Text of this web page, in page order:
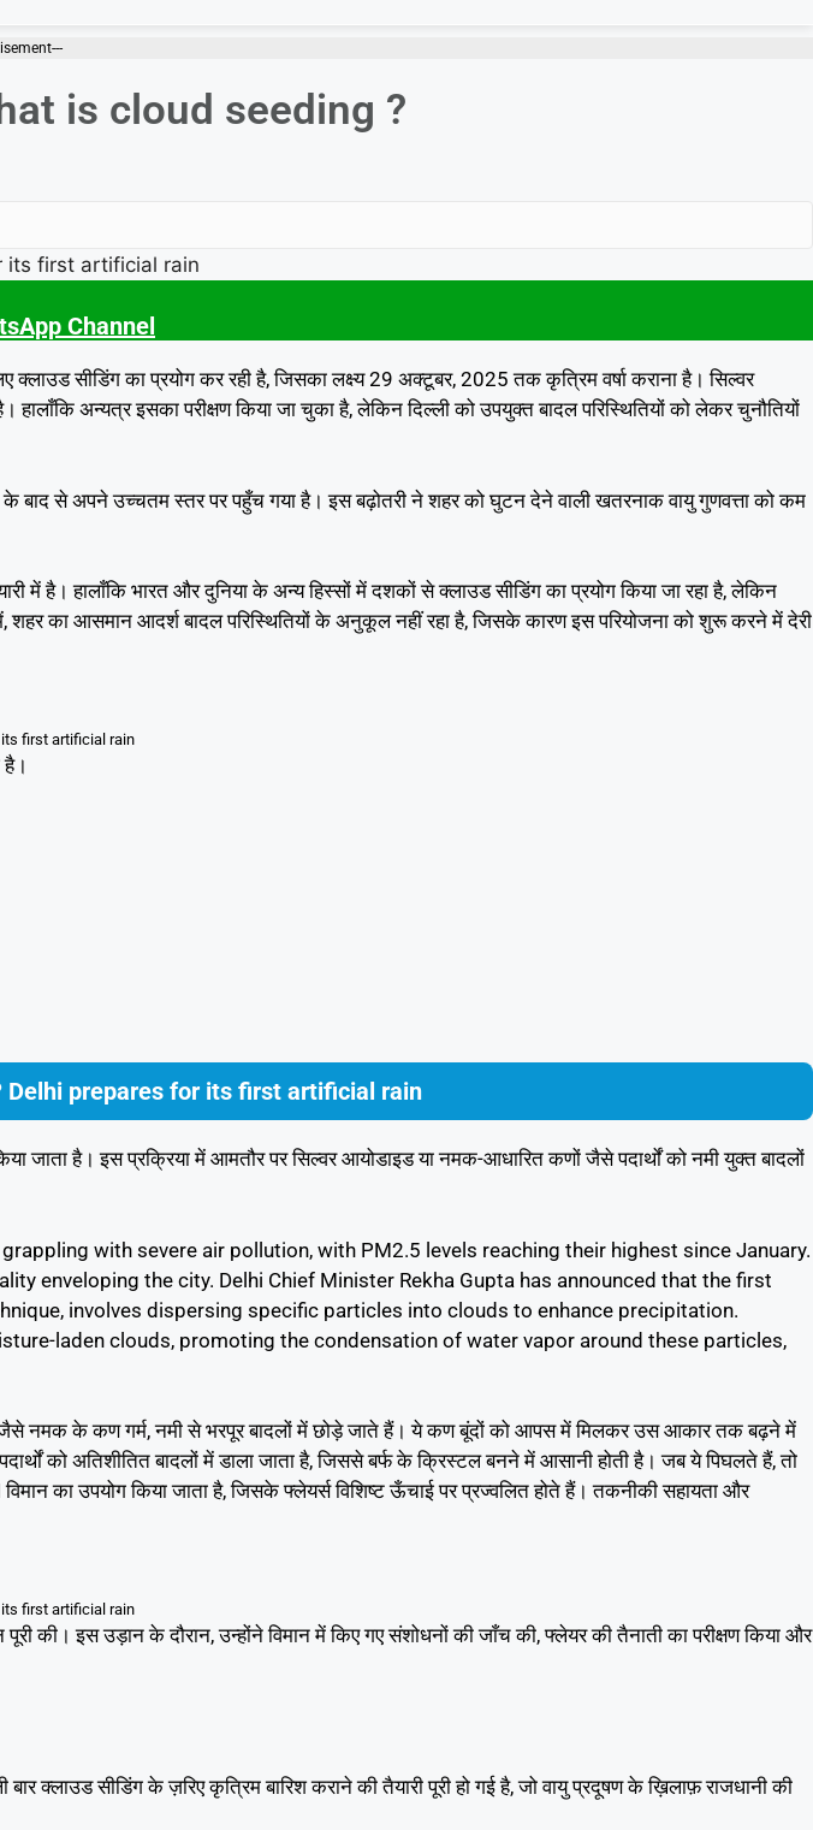
is cloud seeding ?
Channel
सीडिंग का प्रयोग कर रही है, जिसका लक्ष्य 29 अक्टूबर, 2025 तक कृत्रिम वर्षा कराना है। सिल्वर
अन्यत्र इसका परीक्षण किया जा चुका है, लेकिन दिल्ली को उपयुक्त बादल परिस्थितियों को लेकर चुनौतियों
बाद से अपने उच्चतम स्तर पर पहुँच गया है। इस बढ़ोतरी ने शहर को घुटन देने वाली खतरनाक वायु गुणवत्ता को कम
में है। हालाँकि भारत और दुनिया के अन्य हिस्सों में दशकों से क्लाउड सीडिंग का प्रयोग किया जा रहा है, लेकिन
का आसमान आदर्श बादल परिस्थितियों के अनुकूल नहीं रहा है, जिसके कारण इस परियोजना को शुरू करने में देरी
first artificial rain
है।
Delhi prepares for its first artificial rain
जाता है। इस प्रक्रिया में आमतौर पर सिल्वर आयोडाइड या नमक-आधारित कणों जैसे पदार्थों को नमी युक्त बादलों
with severe air pollution, with PM2.5 levels reaching their highest since January.
enveloping the city. Delhi Chief Minister Rekha Gupta has announced that the first
involves dispersing specific particles into clouds to enhance precipitation.
laden clouds, promoting the condensation of water vapor around these particles,
जैसे नमक के कण गर्म, नमी से भरपूर बादलों में छोड़े जाते हैं। ये कण बूंदों को आपस में मिलकर उस आकार तक बढ़ने में
को अतिशीतित बादलों में डाला जाता है, जिससे बर्फ के क्रिस्टल बनने में आसानी होती है। जब ये पिघलते हैं, तो
का उपयोग किया जाता है, जिसके फ्लेयर्स विशिष्ट ऊँचाई पर प्रज्वलित होते हैं। तकनीकी सहायता और
first artificial rain
पूरी की। इस उड़ान के दौरान, उन्होंने विमान में किए गए संशोधनों की जाँच की, फ्लेयर की तैनाती का परीक्षण किया और
क्लाउड सीडिंग के ज़रिए कृत्रिम बारिश कराने की तैयारी पूरी हो गई है, जो वायु प्रदूषण के ख़िलाफ़ राजधानी की